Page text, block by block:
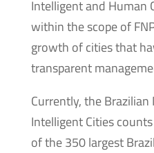
Intelligent and Human
within the scope of
growth of cities that
transparent
Currently, the
Intelligent Cities
of the 350 largest